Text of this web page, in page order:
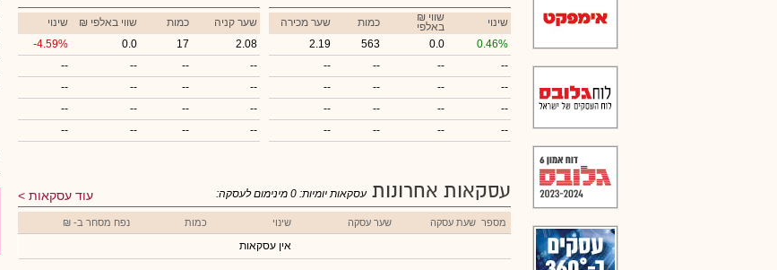
שינוי ₪ שווי
באלפי כמות
שער מכירה
0.46%
0.0
563
2.19
--
--
--
--
--
--
--
--
--
--
--
--
--
--
--
--
שער קניה כמות ₪ שווי באלפי
שינוי
2.08
17
0.0
-4.59%
--
--
--
--
--
--
--
--
--
--
--
--
--
--
--
--
עסקאות אחרונות עוד עסקאות עסקאות יומיות: 0 מינימום לעסקה:
מספר שעת עסקה שער עסקה שינוי כמות נפח מסחר ב- ₪
אין עסקאות